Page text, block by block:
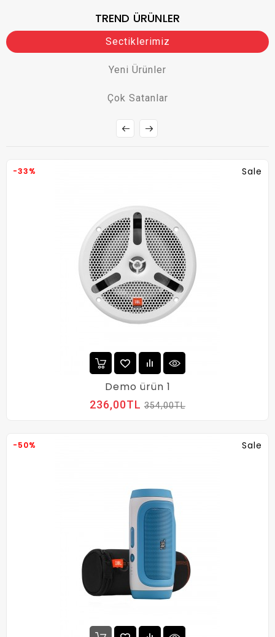
TREND ÜRÜNLER
Sectiklerimiz
Yeni Ürünler
Çok Satanlar
Sale
-33%
Demo ürün 1
236,00TL 354,00TL
Sale
-50%